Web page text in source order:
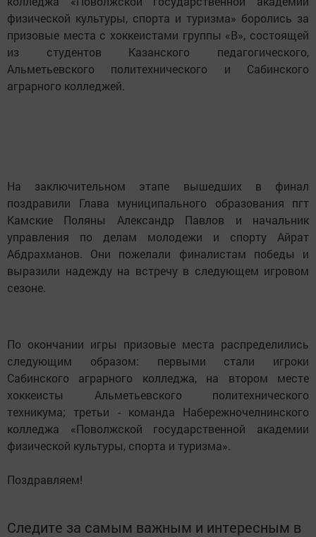
физической культуры, спорта и туризма» боролись за
призовые места с хоккеистами группы «В», состоящей
из студентов Казанского педагогического,
Альметьевского политехнического и Сабинского
аграрного колледжей.
На заключительном этапе вышедших в финал
поздравили Глава муниципального образования пгт
Камские Поляны Александр Павлов и начальник
управления по делам молодежи и спорту Айрат
Абдрахманов. Они пожелали финалистам победы и
выразили надежду на встречу в следующем игровом
сезоне.
По окончании игры призовые места распределились
следующим образом: первыми стали игроки
Сабинского аграрного колледжа, на втором месте
хоккеисты Альметьевского политехнического
техникума; третьи - команда Набережночелнинского
колледжа «Поволжской государственной академии
физической культуры, спорта и туризма».
Поздравляем!
Следите за самым важным и интересным в